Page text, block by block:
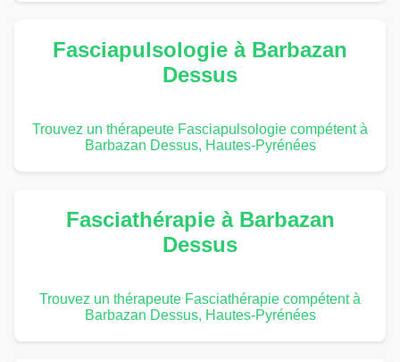
Fasciapulsologie à Barbazan
Dessus
Trouvez un thérapeute Fasciapulsologie compétent à
Barbazan Dessus, Hautes-Pyrénées
Fasciathérapie à Barbazan
Dessus
Trouvez un thérapeute Fasciathérapie compétent à
Barbazan Dessus, Hautes-Pyrénées